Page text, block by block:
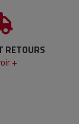
RETOURS
+